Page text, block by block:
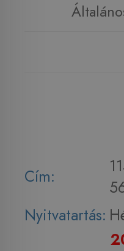
Cím:
Nyitvatartás: